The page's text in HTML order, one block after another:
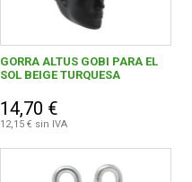
GORRA ALTUS GOBI PARA EL
SOL BEIGE TURQUESA
14,70 €
12,15 € sin IVA